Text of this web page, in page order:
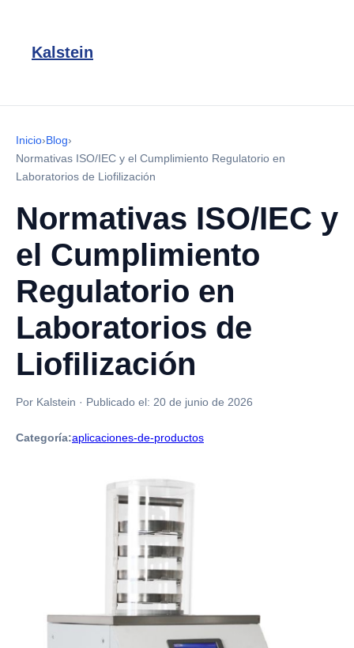
Kalstein
Inicio›Blog›
Normativas ISO/IEC y el Cumplimiento Regulatorio en
Laboratorios de Liofilización
Normativas ISO/IEC y
el Cumplimiento
Regulatorio en
Laboratorios de
Liofilización
Por Kalstein · Publicado el: 20 de junio de 2026
Categoría:aplicaciones-de-productos